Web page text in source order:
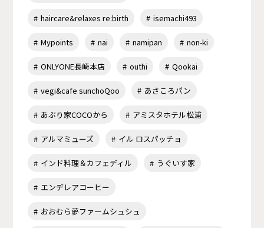
haircare&relaxes re:birth isemachi493
Mypoints nai namipan non-ki
ONLYONE長崎本店 outhi Qookai
vegi&cafe sunchoQoo あさころパン
あぶり家COCOから アミスタホテル松浦
アルマミューズ イル ロスパッチョ
インド料理＆カフェディル うぐいす家
エンデレアコーヒー
おおむら夢ファームシュシュ